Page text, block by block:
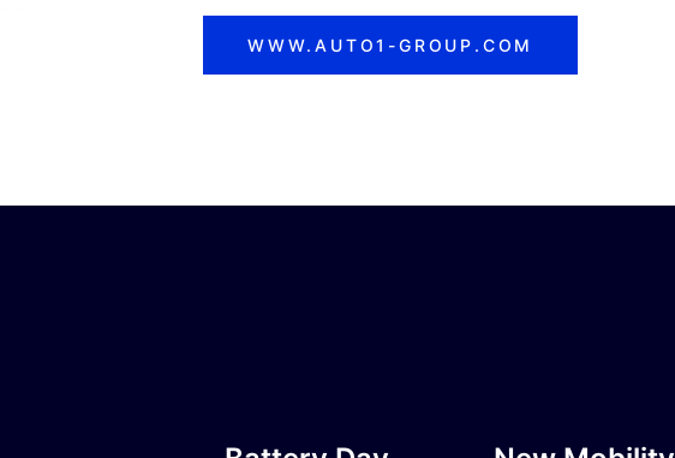
WWW.AUTO1-GROUP.COM